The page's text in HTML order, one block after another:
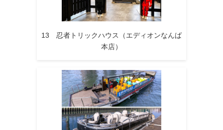
13 忍者トリックハウス（エディオンなんば
本店）